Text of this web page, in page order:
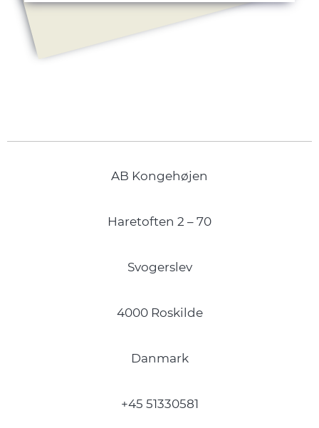
AB Kongehøjen
Haretoften 2 – 70
Svogerslev
4000 Roskilde
Danmark
+45 51330581